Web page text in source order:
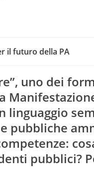
il futuro della PA
uno dei
linguaggio
pubbliche
pubblici?